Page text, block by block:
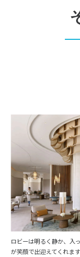
ロビーは明るく静か、入
が笑顔で出迎えてくれます